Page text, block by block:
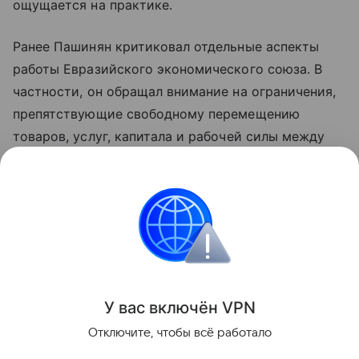
ощущается на практике.
Ранее Пашинян критиковал отдельные аспекты
работы Евразийского экономического союза. В
частности, он обращал внимание на ограничения,
препятствующие свободному перемещению
товаров, услуг, капитала и рабочей силы между
для бизнеса и эффективность интеграции.
Армения Внешняя политика
Поделиться
У вас включён VPN
Отключите, чтобы всё работало